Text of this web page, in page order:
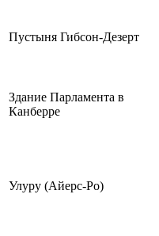
Пустыня Гибсон-Дезерт
Здание Парламента в
Канберре
Улуру (Айерс-Ро)